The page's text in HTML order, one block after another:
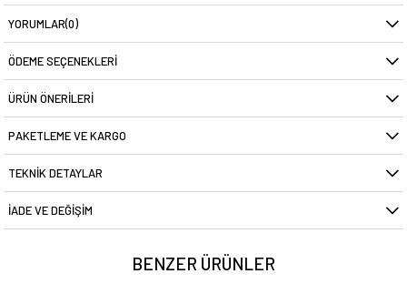
YORUMLAR(0)
ÖDEME SEÇENEKLERI
ÜRÜN ÖNERILERI
PAKETLEME VE KARGO
TEKNIK DETAYLAR
İADE VE DEĞIŞIM
BENZER ÜRÜNLER